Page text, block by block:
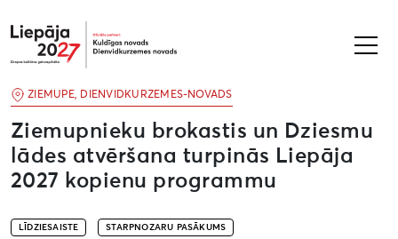
Liepāja2027
LĪDZIESAISTE STARPNOZARU PASĀKUMS
Ziemupnieku brokastis un Dziesmu
lādes atvēršana turpinās Liepāja
2027 kopienu programmu
ZIEMUPE, DIENVIDKURZEMES-NOVADS